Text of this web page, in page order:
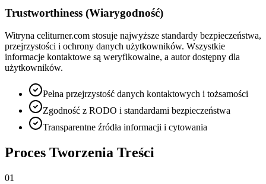
Trustworthiness (Wiarygodność)
Witryna celiturner.com stosuje najwyższe standardy bezpieczeństwa,
przejrzystości i ochrony danych użytkowników. Wszystkie
informacje kontaktowe są weryfikowalne, a autor dostępny dla
użytkowników.
Pełna przejrzystość danych kontaktowych i tożsamości
Zgodność z RODO i standardami bezpieczeństwa
Transparentne źródła informacji i cytowania
Proces Tworzenia Treści
01